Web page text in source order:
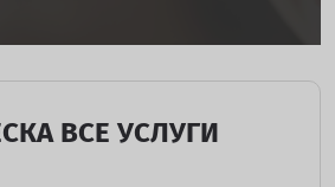
ВСЕ УСЛУГИ